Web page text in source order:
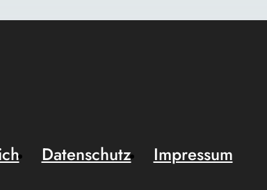
Datenschutz
Impressum